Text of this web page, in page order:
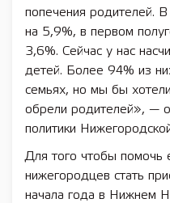
попечения родителей.
на 5,9%, в первом
3,6%. Сейчас у нас
детей. Более 94% из
семьях, но мы бы
обрели родителей», —
политики
Для того чтобы
нижегородцев стать
начала года в Нижнем